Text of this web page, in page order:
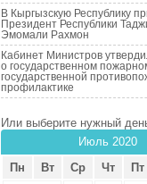
В Кыргызскую Республику
Президент Республики
Эмомали Рахмон
Кабинет Министров
о государственном
государственной
профилактике
Или выберите нужный
Июль 2020
Пн
Вт Ср Чт Пт